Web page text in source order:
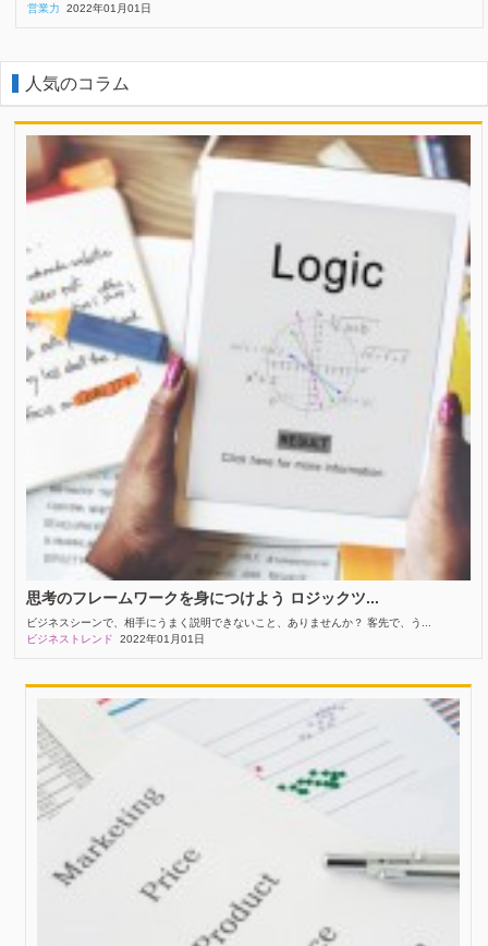
営業力
2022年01月01日
人気のコラム
思考のフレームワークを身につけよう ロジックツ...
ビジネスシーンで、相手にうまく説明できないこと、ありませんか？ 客先で、う...
ビジネストレンド
2022年01月01日